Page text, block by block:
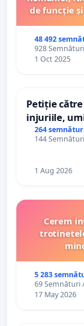
de funcție
48 492
928
1 Oct 2025
Petiție
injuriile,
către
264
144
1 Aug 2026
Cerem
5 283
69 Semnături
17 May 2026